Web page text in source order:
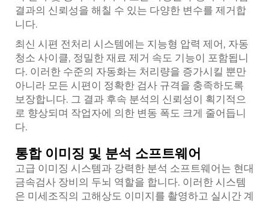
결과의 신뢰성을 해칠 수 있는 다양한 변수를 제거합
니다.
최신 시편 전처리 시스템에는 지능형 압력 제어, 자동
청소 사이클, 정밀한 재료 제거 속도 기능이 포함됩니
다. 이러한 수준의 자동화는 처리량을 증가시킬 뿐만
아니라 모든 시편이 정확한 검사 규격을 충족하도록
보장합니다. 그 결과 후속 분석의 신뢰성이 획기적으
로 향상되며 작업자에 의한 변동 폭도 크게 줄어듭니
다.
통합 이미징 및 분석 소프트웨어
고급 이미징 시스템과 강력한 분석 소프트웨어는 현대
금속검사 장비의 두뇌 역할을 합니다. 이러한 시스템
은 미세조직의 고해상도 이미지를 촬영하고 실시간 계